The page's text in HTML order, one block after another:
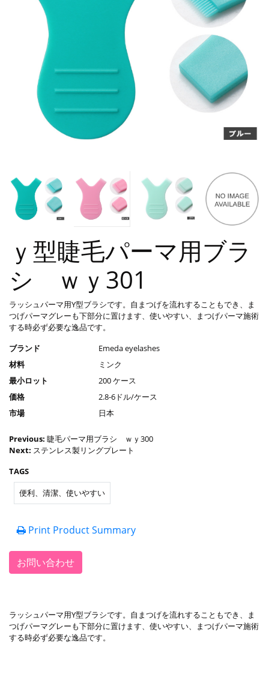
ｙ型睫毛パーマ用ブラ
シ ｗｙ301
ラッシュパーマ用Y型ブラシです。自まつげを流れすることもでき、ま
つげパーマグレーも下部分に置けます、使いやすい、まつげパーマ施術
する時必ず必要な逸品です。
ブランド
Emeda eyelashes
材料
ミンク
最小ロット
200 ケース
価格
2.8-6ドル/ケース
市場
日本
Previous: 睫毛パーマ用ブラシ ｗｙ300
Next: ステンレス製リングプレート
TAGS
便利、清潔、使いやすい
Print Product Summary
お問い合わせ
ラッシュパーマ用Y型ブラシです。自まつげを流れすることもでき、ま
つげパーマグレーも下部分に置けます、使いやすい、まつげパーマ施術
する時必ず必要な逸品です。